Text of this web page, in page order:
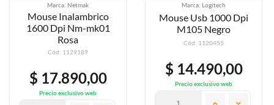
Marca: Netmak
Mouse Inalambrico
1600 Dpi Nm-mk01
Rosa
Cód: 1129189
$ 17.890,00
Precio exclusivo web
Marca: Logitech
Mouse Usb 1000 Dpi
M105 Negro
Cód: 1120455
$ 14.490,00
Precio exclusivo web